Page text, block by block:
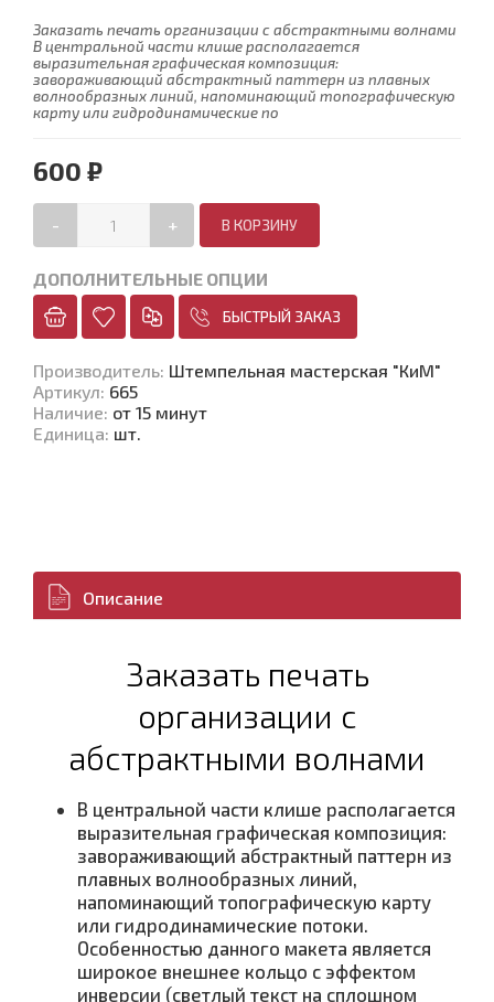
Заказать печать организации с абстрактными волнами
В центральной части клише располагается
выразительная графическая композиция:
завораживающий абстрактный паттерн из плавных
волнообразных линий, напоминающий топографическую
карту или гидродинамические по
600 ₽
- +
ДОПОЛНИТЕЛЬНЫЕ ОПЦИИ
БЫСТРЫЙ ЗАКАЗ
Производитель: Штемпельная мастерская "КиМ"
Артикул: 665
Наличие: от 15 минут
Единица: шт.
Описание
Заказать печать
организации с
абстрактными волнами
В центральной части клише располагается
выразительная графическая композиция:
завораживающий абстрактный паттерн из
плавных волнообразных линий,
напоминающий топографическую карту
или гидродинамические потоки.
Особенностью данного макета является
широкое внешнее кольцо с эффектом
инверсии (светлый текст на сплошном